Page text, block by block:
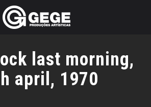
o
conteúdo
last morning,
april, 1970